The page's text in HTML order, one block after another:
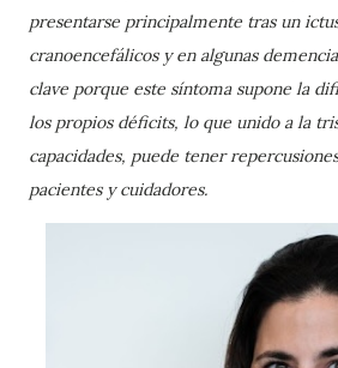
presentarse principalmente tras un
cranoencefálicos y en algunas
clave porque este síntoma supone la
los propios déficits, lo que unido a la
capacidades, puede tener
pacientes y cuidadores.